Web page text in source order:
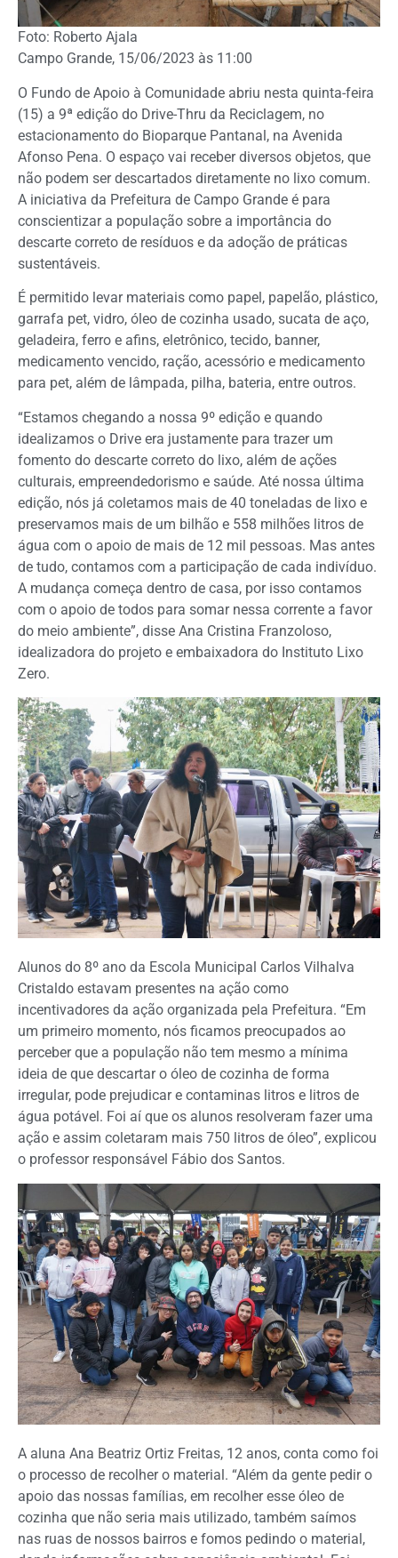
Foto: Roberto Ajala
Campo Grande, 15/06/2023 às 11:00
O Fundo de Apoio à Comunidade abriu nesta quinta-feira
(15) a 9ª edição do Drive-Thru da Reciclagem, no
estacionamento do Bioparque Pantanal, na Avenida
Afonso Pena. O espaço vai receber diversos objetos, que
não podem ser descartados diretamente no lixo comum.
A iniciativa da Prefeitura de Campo Grande é para
conscientizar a população sobre a importância do
descarte correto de resíduos e da adoção de práticas
sustentáveis.
É permitido levar materiais como papel, papelão, plástico,
garrafa pet, vidro, óleo de cozinha usado, sucata de aço,
geladeira, ferro e afins, eletrônico, tecido, banner,
medicamento vencido, ração, acessório e medicamento
para pet, além de lâmpada, pilha, bateria, entre outros.
“Estamos chegando a nossa 9º edição e quando
idealizamos o Drive era justamente para trazer um
fomento do descarte correto do lixo, além de ações
culturais, empreendedorismo e saúde. Até nossa última
edição, nós já coletamos mais de 40 toneladas de lixo e
preservamos mais de um bilhão e 558 milhões litros de
água com o apoio de mais de 12 mil pessoas. Mas antes
de tudo, contamos com a participação de cada indivíduo.
A mudança começa dentro de casa, por isso contamos
com o apoio de todos para somar nessa corrente a favor
do meio ambiente”, disse Ana Cristina Franzoloso,
idealizadora do projeto e embaixadora do Instituto Lixo
Zero.
Alunos do 8º ano da Escola Municipal Carlos Vilhalva
Cristaldo estavam presentes na ação como
incentivadores da ação organizada pela Prefeitura. “Em
um primeiro momento, nós ficamos preocupados ao
perceber que a população não tem mesmo a mínima
ideia de que descartar o óleo de cozinha de forma
irregular, pode prejudicar e contaminas litros e litros de
água potável. Foi aí que os alunos resolveram fazer uma
ação e assim coletaram mais 750 litros de óleo”, explicou
o professor responsável Fábio dos Santos.
A aluna Ana Beatriz Ortiz Freitas, 12 anos, conta como foi
o processo de recolher o material. “Além da gente pedir o
apoio das nossas famílias, em recolher esse óleo de
cozinha que não seria mais utilizado, também saímos
nas ruas de nossos bairros e fomos pedindo o material,